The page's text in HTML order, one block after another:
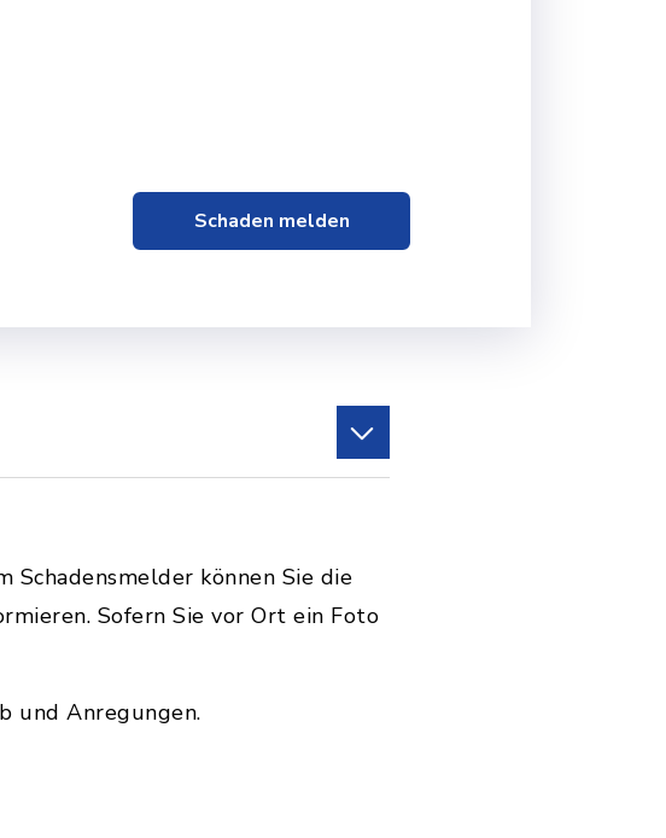
Schaden melden
Schadensmelder können Sie die
Sofern Sie vor Ort ein Foto
und Anregungen.